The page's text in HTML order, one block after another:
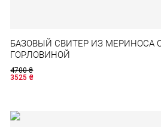
БАЗОВЫЙ СВИТЕР ИЗ МЕРИНОСА
ГОРЛОВИНОЙ
4700₴
3525 ₴